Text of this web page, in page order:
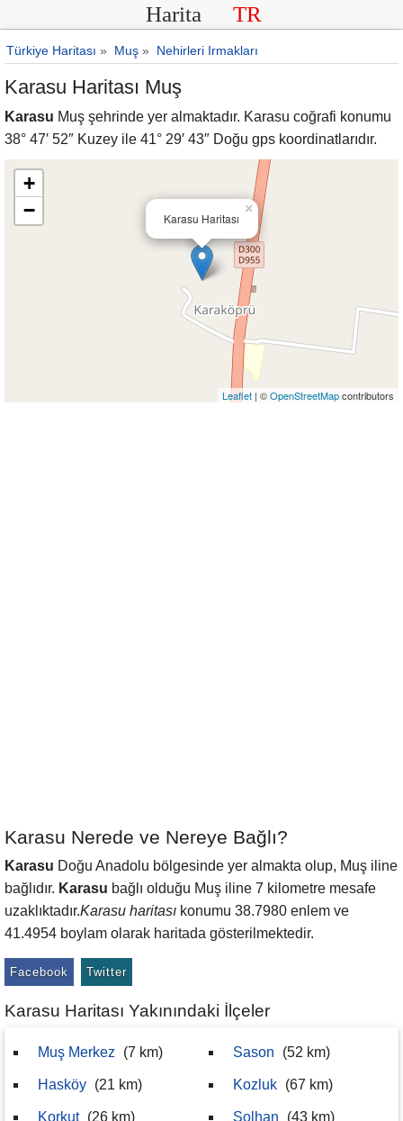
Harita TR
Türkiye Haritası » Muş » Nehirleri Irmakları
Karasu Haritası Muş
Karasu Muş şehrinde yer almaktadır. Karasu coğrafi konumu
38° 47′ 52″ Kuzey ile 41° 29′ 43″ Doğu gps koordinatlarıdır.
Karasu Haritası
×
+
−
Leaflet | ©OpenStreetMapcontributors
Karasu Nerede ve Nereye Bağlı?
Karasu Doğu Anadolu bölgesinde yer almakta olup, Muş iline
bağlıdır. Karasu bağlı olduğu Muş iline 7 kilometre mesafe
uzaklıktadır.Karasu haritası konumu 38.7980 enlem ve
41.4954 boylam olarak haritada gösterilmektedir.
Facebook Twitter
Karasu Haritası Yakınındaki İlçeler
Muş Merkez (7 km)
Hasköy (21 km)
Korkut (26 km)
Sason (52 km)
Kozluk (67 km)
Solhan (43 km)